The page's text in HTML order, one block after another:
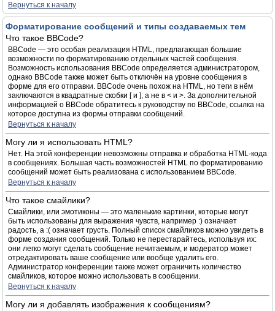
Вернуться к началу
Форматирование сообщений и типы создаваемых тем
Что такое BBCode?
BBCode — это особая реализация HTML, предлагающая большие
возможности по форматированию отдельных частей сообщения.
Возможность использования BBCode определяется администратором,
однако BBCode также может быть отключён на уровне сообщения в
форме для его отправки. BBCode очень похож на HTML, но теги в нём
заключаются в квадратные скобки [ и ], а не в < и >. За дополнительной
информацией о BBCode обратитесь к руководству по BBCode, ссылка на
которое доступна из формы отправки сообщений.
Вернуться к началу
Могу ли я использовать HTML?
Нет. На этой конференции невозможны отправка и обработка HTML-кода
в сообщениях. Большая часть возможностей HTML по форматированию
сообщений может быть реализована с использованием BBCode.
Вернуться к началу
Что такое смайлики?
Смайлики, или эмотиконы — это маленькие картинки, которые могут
быть использованы для выражения чувств, например :) означает
радость, а :( означает грусть. Полный список смайликов можно увидеть в
форме создания сообщений. Только не перестарайтесь, используя их:
они легко могут сделать сообщение нечитаемым, и модератор может
отредактировать ваше сообщение или вообще удалить его.
Администратор конференции также может ограничить количество
смайликов, которое можно использовать в сообщении.
Вернуться к началу
Могу ли я добавлять изображения к сообщениям?